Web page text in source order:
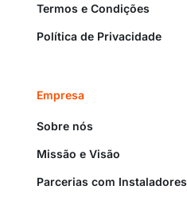
Termos e Condições
Política de Privacidade
Empresa
Sobre nós
Missão e Visão
Parcerias com Instaladores